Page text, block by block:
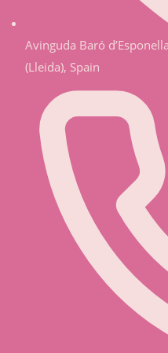
Avinguda Baró
(Lleida), Spain